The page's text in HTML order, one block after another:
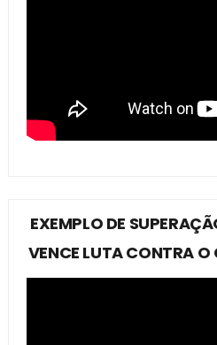
EXEMPLO DE
VENCE LUTA CONTRA